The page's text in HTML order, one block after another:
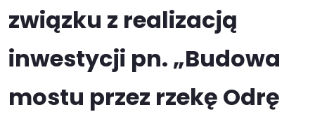
związku z realizacją
inwestycji pn. „Budowa
mostu przez rzekę Odrę